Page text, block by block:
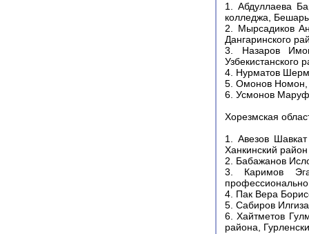
1. Абдуллаева
колледжа,
2. Мырсадиков
Дангаринского
3. Назаров
Узбекистанского
4. Нурматов
5. Омонов Номон,
6. Усмонов Маруф
Хорезмская
1. Авезов
Ханкинский район
2. Бабажанов
3. Каримов
4. Пак Вера
5. Сабиров
6. Хайтметов
района,